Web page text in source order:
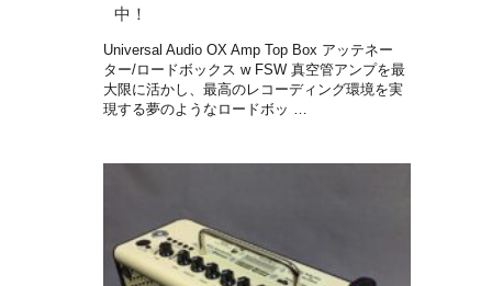
中！
Universal Audio OX Amp Top Box アッテネー
ター/ロードボックス w FSW 真空管アンプを最
大限に活かし、最高のレコーディング環境を実
現する夢のようなロードボッ …